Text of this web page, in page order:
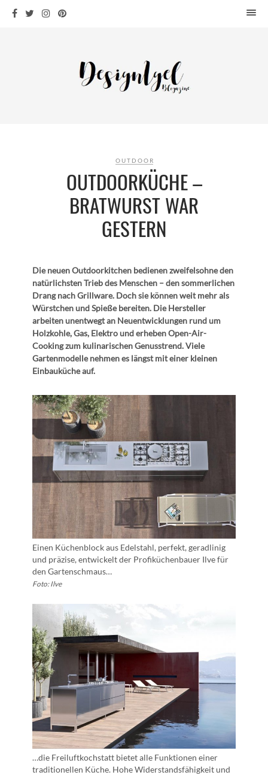
WOHNEN
KÜCHE
ARCHITEKTUR
ÜBER MICH
OUTDOOR
OUTDOORKÜCHE –
BRATWURST WAR
GESTERN
Die neuen Outdoorkitchen bedienen zweifelsohne den
natürlichsten Trieb des Menschen – den sommerlichen
Drang nach Grillware. Doch sie können weit mehr als
Würstchen und Spieße bereiten. Die Hersteller
arbeiten unentwegt an Neuentwicklungen rund um
Holzkohle, Gas, Elektro und erheben Open-Air-
Cooking zum kulinarischen Genusstrend. Viele
Gartenmodelle nehmen es längst mit einer kleinen
Einbauküche auf.
Einen Küchenblock aus Edelstahl, perfekt, geradlinig
und präzise, entwickelt der Profiküchenbauer Ilve für
den Gartenschmaus…
Foto: Ilve
…die Freiluftkochstatt bietet alle Funktionen einer
traditionellen Küche. Hohe Widerstandsfähigkeit und